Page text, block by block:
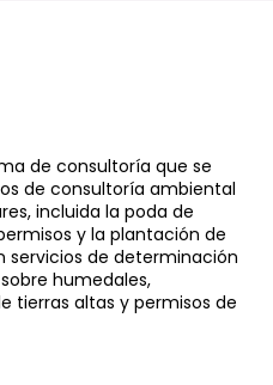
de consultoría que se
de consultoría ambiental
incluida la poda de
y la plantación de
servicios de determinación
humedales,
tierras altas y permisos de